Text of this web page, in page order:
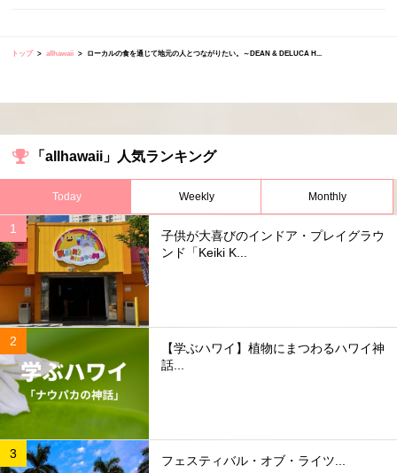
トップ allhawaii ローカルの食を通じて地元の人とつながりたい。～DEAN & DELUCA H...
「allhawaii」人気ランキング
Today Weekly Monthly
子供が大喜びのインドア・プレイグラウ
ンド「Keiki K...
【学ぶハワイ】植物にまつわるハワイ神
話...
フェスティバル・オブ・ライツ...